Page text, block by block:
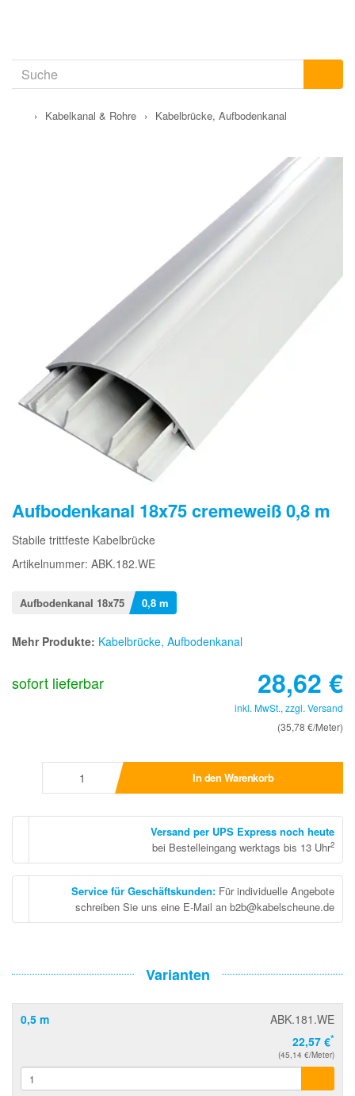
› Kabelkanal & Rohre › Kabelbrücke, Aufbodenkanal
Aufbodenkanal 18x75 cremeweiß 0,8 m
Stabile trittfeste Kabelbrücke
Artikelnummer: ABK.182.WE
Aufbodenkanal 18x75 0,8 m
Mehr Produkte: Kabelbrücke, Aufbodenkanal
sofort lieferbar 28,62 €
inkl. MwSt., zzgl. Versand
(35,78 €/Meter)
In den Warenkorb
Versand per UPS Express noch heute
bei Bestelleingang werktags bis 13 Uhr2
Service für Geschäftskunden: Für individuelle Angebote
schreiben Sie uns eine E-Mail an b2b@kabelscheune.de
Varianten
0,5 m
ABK.181.WE
22,57 €*
(45,14 €/Meter)